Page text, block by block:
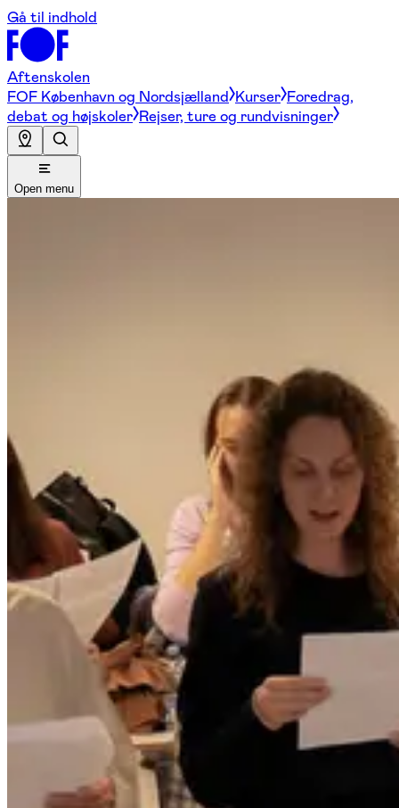
Gå til indhold
Aftenskolen
FOF København og Nordsjælland Kurser Foredrag,
debat og højskoler Rejser, ture og rundvisninger
Open menu